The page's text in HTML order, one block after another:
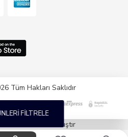
Tüm Hakları Saklıdır
İle Hazırlanmıştır
FILTRELE